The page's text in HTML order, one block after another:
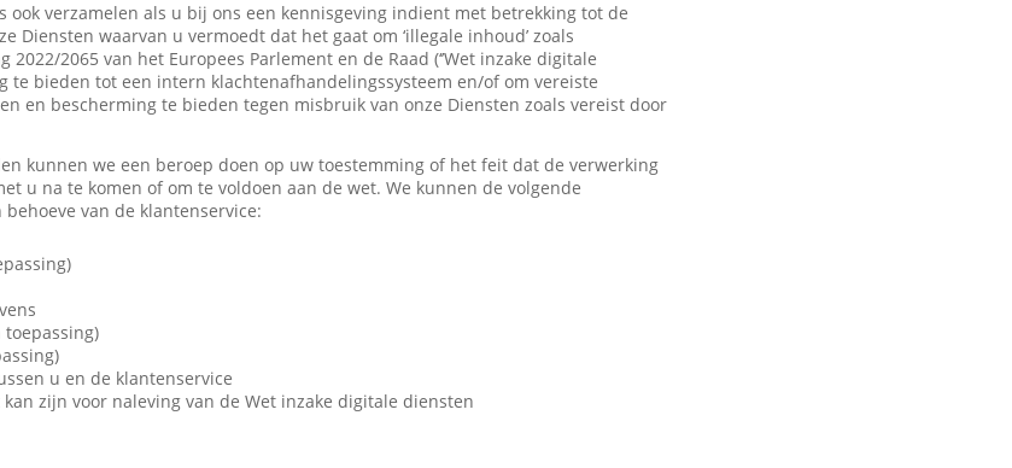
ook verzamelen als u bij ons een kennisgeving indient met betrekking tot de
Diensten waarvan u vermoedt dat het gaat om ‘illegale inhoud’ zoals
2065 van het Europees Parlement en de Raad (‘’Wet inzake digitale
te bieden tot een intern klachtenafhandelingssysteem en/of om vereiste
en bescherming te bieden tegen misbruik van onze Diensten zoals vereist door
kunnen we een beroep doen op uw toestemming of het feit dat de verwerking
u na te komen of om te voldoen aan de wet. We kunnen de volgende
van de klantenservice:
toepassing)
u en de klantenservice
zijn voor naleving van de Wet inzake digitale diensten